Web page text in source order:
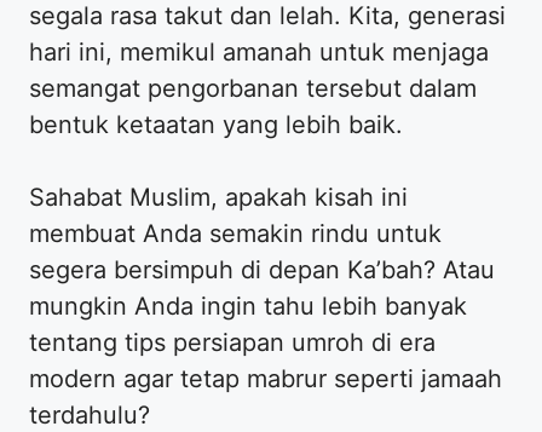
segala rasa takut dan lelah. Kita, generasi
hari ini, memikul amanah untuk menjaga
semangat pengorbanan tersebut dalam
bentuk ketaatan yang lebih baik.
Sahabat Muslim, apakah kisah ini
membuat Anda semakin rindu untuk
segera bersimpuh di depan Ka’bah? Atau
mungkin Anda ingin tahu lebih banyak
tentang tips persiapan umroh di era
modern agar tetap mabrur seperti jamaah
terdahulu?